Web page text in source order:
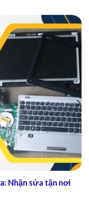
sửa chữa nhanh